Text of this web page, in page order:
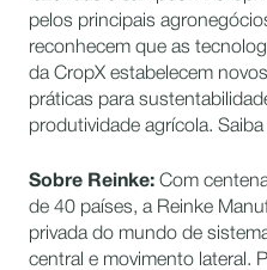
pelos principais
reconhecem que as
da CropX estabelecem
práticas para
produtividade agrícola.
Sobre Reinke: Com
de 40 países, a Reinke
privada do mundo de
central e movimento lateral.